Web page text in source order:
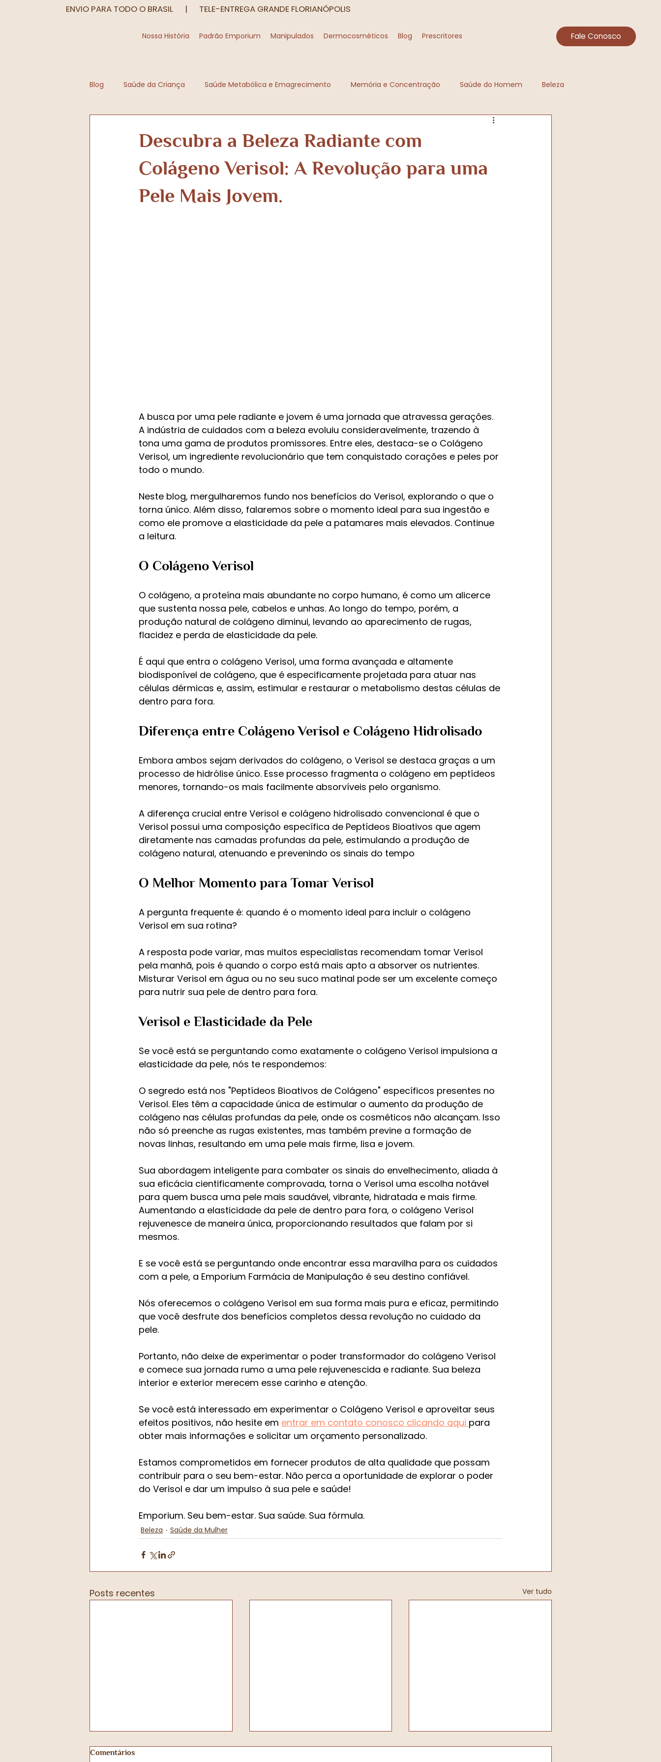
ENVIO PARA TODO O BRASIL | TELE-ENTREGA GRANDE FLORIANÓPOLIS
Nossa História Padrão Emporium Manipulados Dermocosméticos Blog Prescritores Fale Conosco
Blog Saúde da Criança Saúde Metabólica e Emagrecimento Memória e Concentração Saúde do Homem Beleza
Descubra a Beleza Radiante com
Colágeno Verisol: A Revolução para uma
Pele Mais Jovem.
A busca por uma pele radiante e jovem é uma jornada que atravessa gerações.
A indústria de cuidados com a beleza evoluiu consideravelmente, trazendo à
tona uma gama de produtos promissores. Entre eles, destaca-se o Colágeno
Verisol, um ingrediente revolucionário que tem conquistado corações e peles por
todo o mundo.
Neste blog, mergulharemos fundo nos benefícios do Verisol, explorando o que o
torna único. Além disso, falaremos sobre o momento ideal para sua ingestão e
como ele promove a elasticidade da pele a patamares mais elevados. Continue
a leitura.
O Colágeno Verisol
O colágeno, a proteína mais abundante no corpo humano, é como um alicerce
que sustenta nossa pele, cabelos e unhas. Ao longo do tempo, porém, a
produção natural de colágeno diminui, levando ao aparecimento de rugas,
flacidez e perda de elasticidade da pele.
É aqui que entra o colágeno Verisol, uma forma avançada e altamente
biodisponível de colágeno, que é especificamente projetada para atuar nas
células dérmicas e, assim, estimular e restaurar o metabolismo destas células de
dentro para fora.
Diferença entre Colágeno Verisol e Colágeno Hidrolisado
Embora ambos sejam derivados do colágeno, o Verisol se destaca graças a um
processo de hidrólise único. Esse processo fragmenta o colágeno em peptídeos
menores, tornando-os mais facilmente absorvíveis pelo organismo.
A diferença crucial entre Verisol e colágeno hidrolisado convencional é que o
Verisol possui uma composição específica de Peptídeos Bioativos que agem
diretamente nas camadas profundas da pele, estimulando a produção de
colágeno natural, atenuando e prevenindo os sinais do tempo
O Melhor Momento para Tomar Verisol
A pergunta frequente é: quando é o momento ideal para incluir o colágeno
Verisol em sua rotina?
A resposta pode variar, mas muitos especialistas recomendam tomar Verisol
pela manhã, pois é quando o corpo está mais apto a absorver os nutrientes.
Misturar Verisol em água ou no seu suco matinal pode ser um excelente começo
para nutrir sua pele de dentro para fora.
﻿Verisol e Elasticidade da Pele
Se você está se perguntando como exatamente o colágeno Verisol impulsiona a
elasticidade da pele, nós te respondemos:
O segredo está nos "Peptídeos Bioativos de Colágeno" específicos presentes no
Verisol. Eles têm a capacidade única de estimular o aumento da produção de
colágeno nas células profundas da pele, onde os cosméticos não alcançam. Isso
não só preenche as rugas existentes, mas também previne a formação de
novas linhas, resultando em uma pele mais firme, lisa e jovem.
Sua abordagem inteligente para combater os sinais do envelhecimento, aliada à
sua eficácia cientificamente comprovada, torna o Verisol uma escolha notável
para quem busca uma pele mais saudável, vibrante, hidratada e mais firme.
Aumentando a elasticidade da pele de dentro para fora, o colágeno Verisol
rejuvenesce de maneira única, proporcionando resultados que falam por si
mesmos.
E se você está se perguntando onde encontrar essa maravilha para os cuidados
com a pele, a Emporium Farmácia de Manipulação é seu destino confiável.
﻿Nós oferecemos o colágeno Verisol em sua forma mais pura e eficaz, permitindo
que você desfrute dos benefícios completos dessa revolução no cuidado da
pele.
Portanto, não deixe de experimentar o poder transformador do colágeno Verisol
e comece sua jornada rumo a uma pele rejuvenescida e radiante. Sua beleza
interior e exterior merecem esse carinho e atenção.
Se você está interessado em experimentar o Colágeno Verisol e aproveitar seus
efeitos positivos, não hesite em entrar em contato conosco clicando aqui para
obter mais informações e solicitar um orçamento personalizado.
Estamos comprometidos em fornecer produtos de alta qualidade que possam
contribuir para o seu bem-estar. Não perca a oportunidade de explorar o poder
do Verisol e dar um impulso à sua pele e saúde!
Emporium. Seu bem-estar. Sua saúde. Sua fórmula.
Beleza Saúde da Mulher
Posts recentes Ver tudo
Comentários